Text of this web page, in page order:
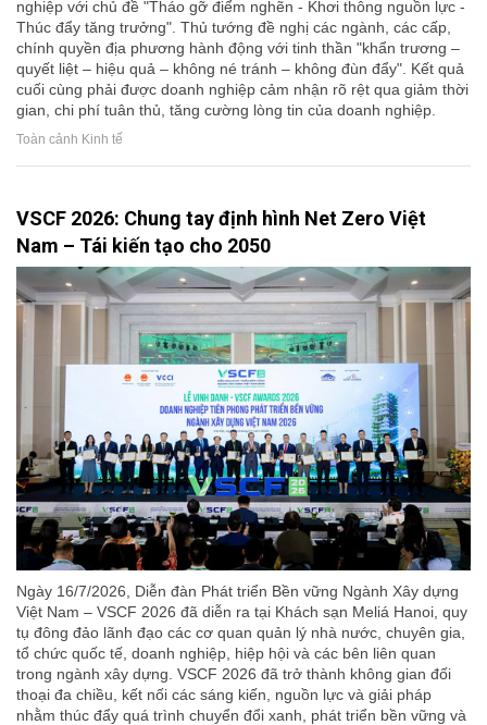
nghiệp với chủ đề "Tháo gỡ điểm nghẽn - Khơi thông nguồn lực -
Thúc đẩy tăng trưởng". Thủ tướng đề nghị các ngành, các cấp,
chính quyền địa phương hành động với tinh thần "khẩn trương –
quyết liệt – hiệu quả – không né tránh – không đùn đẩy". Kết quả
cuối cùng phải được doanh nghiệp cảm nhận rõ rệt qua giảm thời
gian, chi phí tuân thủ, tăng cường lòng tin của doanh nghiệp.
Toàn cảnh Kinh tế
VSCF 2026: Chung tay định hình Net Zero Việt
Nam – Tái kiến tạo cho 2050
Ngày 16/7/2026, Diễn đàn Phát triển Bền vững Ngành Xây dựng
Việt Nam – VSCF 2026 đã diễn ra tại Khách sạn Meliá Hanoi, quy
tụ đông đảo lãnh đạo các cơ quan quản lý nhà nước, chuyên gia,
tổ chức quốc tế, doanh nghiệp, hiệp hội và các bên liên quan
trong ngành xây dựng. VSCF 2026 đã trở thành không gian đối
thoại đa chiều, kết nối các sáng kiến, nguồn lực và giải pháp
nhằm thúc đẩy quá trình chuyển đổi xanh, phát triển bền vững và